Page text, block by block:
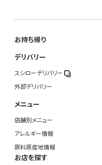
お持ち帰り
デリバリー
スシローデリバリー
外部デリバリー
メニュー
店舗別メニュー
アレルギー情報
原料原産地情報
お店を探す